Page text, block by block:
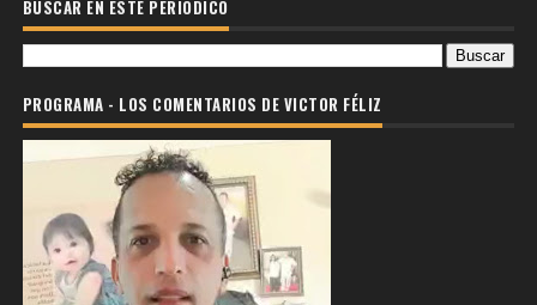
BUSCAR EN ESTE PERIODICO
PROGRAMA - LOS COMENTARIOS DE VICTOR FÉLIZ